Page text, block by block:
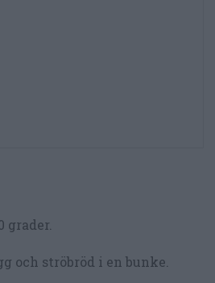
grader.
och ströbröd i en bunke.